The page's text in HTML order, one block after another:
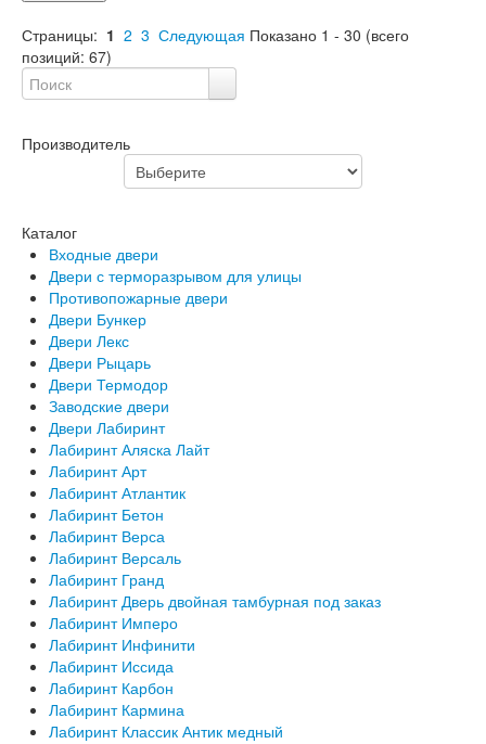
Страницы: 1 2 3 Следующая Показано 1 - 30 (всего
позиций: 67)
Производитель
Каталог
Входные двери
Двери с терморазрывом для улицы
Противопожарные двери
Двери Бункер
Двери Лекс
Двери Рыцарь
Двери Термодор
Заводские двери
Двери Лабиринт
Лабиринт Аляска Лайт
Лабиринт Арт
Лабиринт Атлантик
Лабиринт Бетон
Лабиринт Верса
Лабиринт Версаль
Лабиринт Гранд
Лабиринт Дверь двойная тамбурная под заказ
Лабиринт Имперо
Лабиринт Инфинити
Лабиринт Иссида
Лабиринт Карбон
Лабиринт Кармина
Лабиринт Классик Антик медный